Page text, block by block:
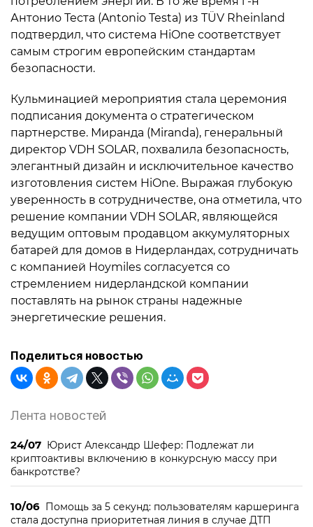
Антонио Теста (Antonio Testa) из TÜV Rheinland
подтвердил, что система HiOne соответствует
самым строгим европейским стандартам
безопасности.
Кульминацией мероприятия стала церемония
подписания документа о стратегическом
партнерстве. Миранда (Miranda), генеральный
директор VDH SOLAR, похвалила безопасность,
элегантный дизайн и исключительное качество
изготовления систем HiOne. Выражая глубокую
уверенность в сотрудничестве, она отметила, что
решение компании VDH SOLAR, являющейся
ведущим оптовым продавцом аккумуляторных
батарей для домов в Нидерландах, сотрудничать
с компанией Hoymiles согласуется со
стремлением нидерландской компании
поставлять на рынок страны надежные
энергетические решения.
Поделиться новостью
Лента новостей
24/07 Юрист Александр Шефер: Подлежат ли
криптоактивы включению в конкурсную массу при
банкротстве?
10/06 Помощь за 5 секунд: пользователям каршеринга
стала доступна приоритетная линия в случае ДТП